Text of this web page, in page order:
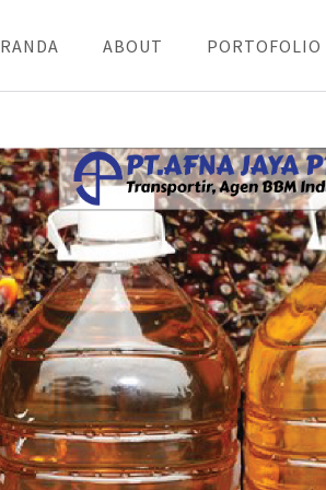
ABOUT PORTOFOLIO